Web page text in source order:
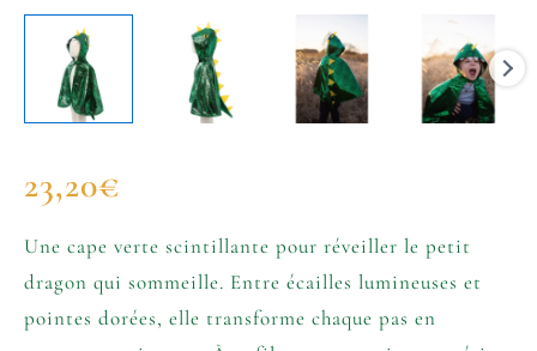
23,20€
Une cape verte scintillante pour réveiller le petit
dragon qui sommeille. Entre écailles lumineuses et
pointes dorées, elle transforme chaque pas en